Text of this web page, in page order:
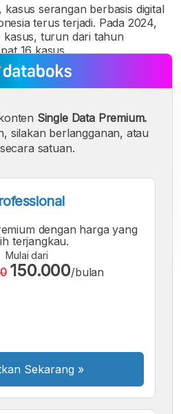
serangan berbasis digital
terus terjadi. Pada 2024,
kasus, turun dari tahun
16 kasus.
A A
Single Data Premium.
silakan berlangganan, atau
satuan.
dengan harga yang
terjangkau.
Mulai dari
150.000/bulan
Sekarang »